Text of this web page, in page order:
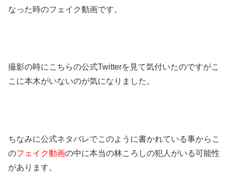
なった時のフェイク動画です。
撮影の時にこちらの公式Twitterを見て気付いたのですがこ
こに本木がいないのが気になりました。
ちなみに公式ネタバレでこのように書かれている事からこ
のフェイク動画の中に本当の林ころしの犯人がいる可能性
があります。